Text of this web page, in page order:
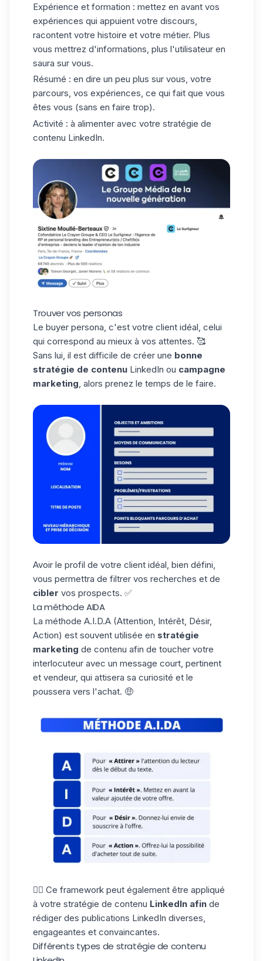
Expérience et formation : mettez en avant vos
expériences qui appuient votre discours,
racontent votre histoire et votre métier. Plus
vous mettrez d'informations, plus l'utilisateur en
saura sur vous.
Résumé : en dire un peu plus sur vous, votre
parcours, vos expériences, ce qui fait que vous
êtes vous (sans en faire trop).
Activité : à alimenter avec votre stratégie de
contenu LinkedIn.
Trouver vos personas
Le buyer persona , c'est votre client idéal, celui
qui correspond au mieux à vos attentes. 🥰
Sans lui, il est difficile de créer une bonne
stratégie de contenu LinkedIn ou campagne
marketing , alors prenez le temps de le faire.
Avoir le profil de votre client idéal, bien défini,
vous permettra de filtrer vos recherches et de
cibler vos prospects. ✅
La méthode AIDA
La méthode A.I.D.A (Attention, Intérêt, Désir,
Action) est souvent utilisée en stratégie
marketing de contenu afin de toucher votre
interlocuteur avec un message court, pertinent
et vendeur, qui attisera sa curiosité et le
poussera vers l'achat. 🤑
✍🏼 Ce framework peut également être appliqué
à votre stratégie de contenu LinkedIn afin de
rédiger des publications LinkedIn diverses,
engageantes et convaincantes.
Différents types de stratégie de contenu